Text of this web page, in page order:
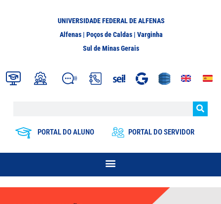
UNIVERSIDADE FEDERAL DE ALFENAS
Alfenas | Poços de Caldas | Varginha
Sul de Minas Gerais
PORTAL DO ALUNO PORTAL DO SERVIDOR